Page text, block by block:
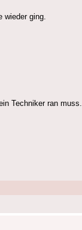
wieder ging.
Techniker ran muss.